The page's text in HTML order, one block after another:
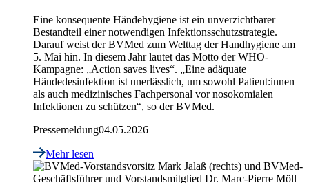
Eine konsequente Händehygiene ist ein unverzichtbarer
Bestandteil einer notwendigen Infektionsschutzstrategie.
Darauf weist der BVMed zum Welttag der Handhygiene am
5. Mai hin. In diesem Jahr lautet das Motto der WHO-
Kampagne: „Action saves lives“. „Eine adäquate
Händedesinfektion ist unerlässlich, um sowohl Patient:innen
als auch medizinisches Fachpersonal vor nosokomialen
Infektionen zu schützen“, so der BVMed.
Pressemeldung04.05.2026
Mehr lesen